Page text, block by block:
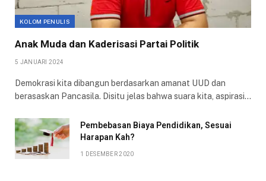
KOLOM PENULIS
Anak Muda dan Kaderisasi Partai Politik
5 JANUARI 2024
Demokrasi kita dibangun berdasarkan amanat UUD dan
berasaskan Pancasila. Disitu jelas bahwa suara kita, aspirasi…
Pembebasan Biaya Pendidikan, Sesuai
Harapan Kah?
1 DESEMBER 2020